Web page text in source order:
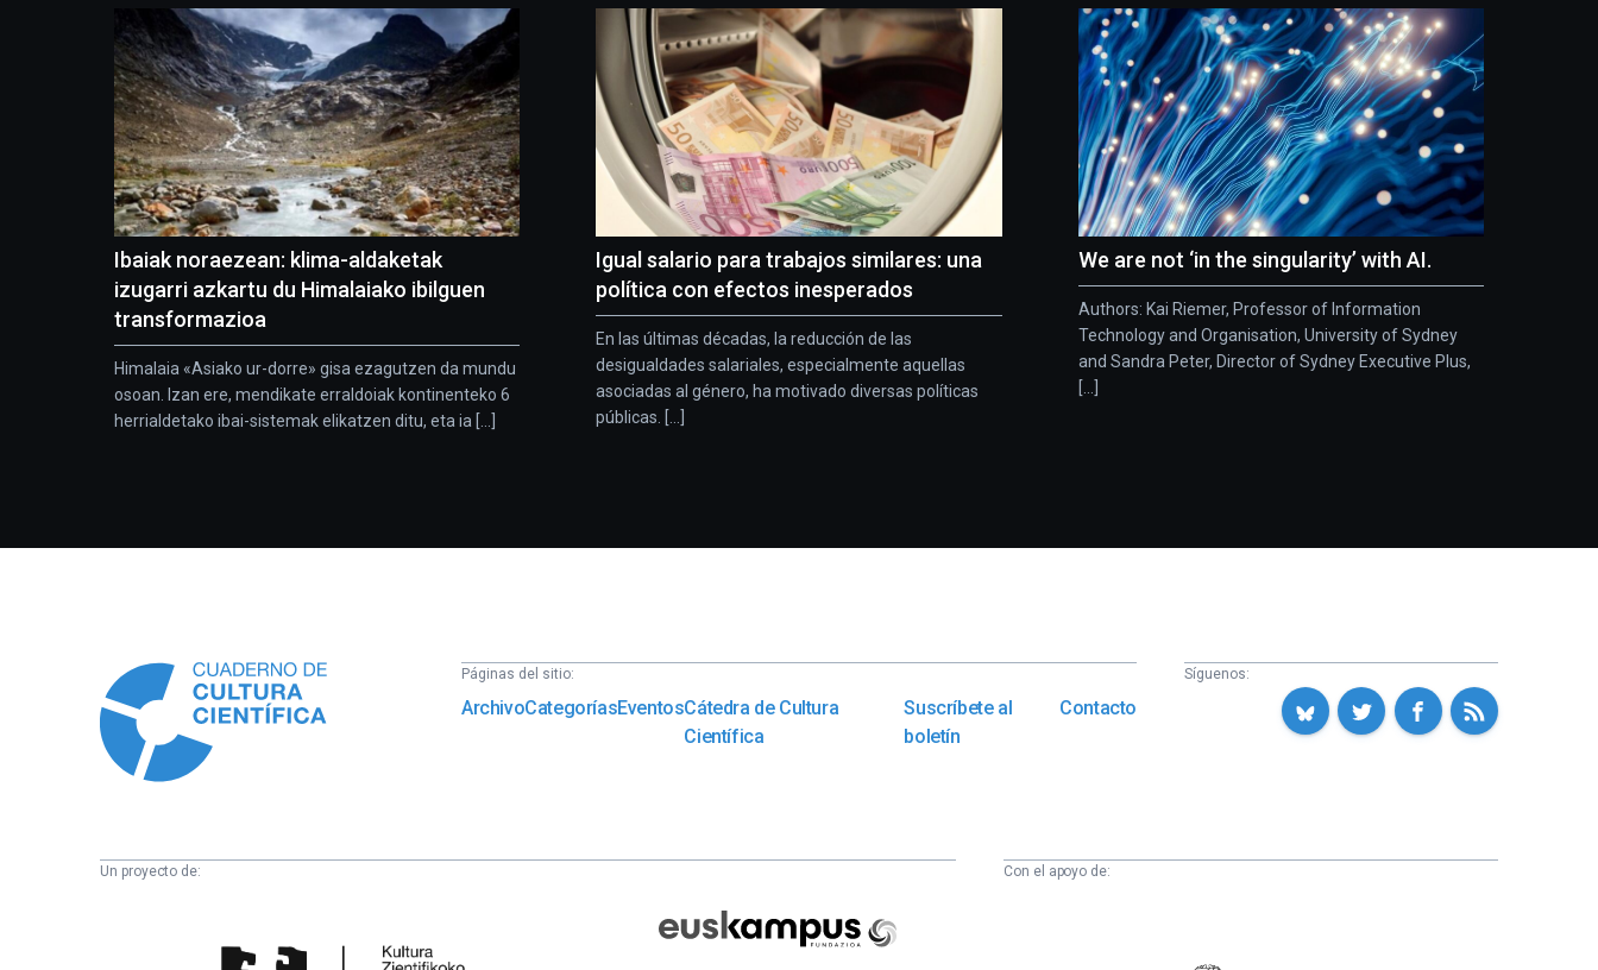
Ibaiak noraezean: klima-aldaketak
izugarri azkartu du Himalaiako ibilguen
transformazioa
Himalaia «Asiako ur-dorre» gisa ezagutzen da mundu
osoan. Izan ere, mendikate erraldoiak kontinenteko 6
herrialdetako ibai-sistemak elikatzen ditu, eta ia [...]
Igual salario para trabajos similares: una
política con efectos inesperados
En las últimas décadas, la reducción de las
desigualdades salariales, especialmente aquellas
asociadas al género, ha motivado diversas políticas
públicas. [...]
We are not ‘in the singularity’ with AI.
Authors: Kai Riemer, Professor of Information
Technology and Organisation, University of Sydney
and Sandra Peter, Director of Sydney Executive Plus,
[...]
Páginas del sitio:
ArchivoCategoríasEventosCátedra de Cultura
Científica
Suscríbete al
boletín
Contacto
Síguenos:
Un proyecto de:
Fundazioa
Con el apoyo de: